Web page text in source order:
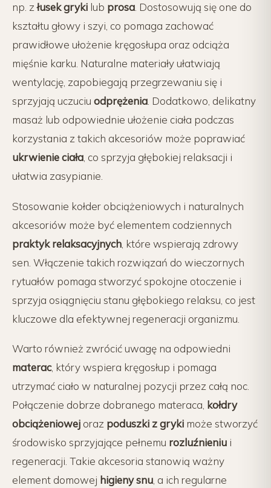
np. złusek gryki lub prosa . Dostosowują się one do
kształtu głowy i szyi, co pomaga zachować
prawidłowe ułożenie kręgosłupa oraz odciąża
mięśnie karku. Naturalne materiały ułatwiają
wentylację, zapobiegają przegrzewaniu się i
sprzyjają uczuciu odprężenia . Dodatkowo, delikatny
masaż lub odpowiednie ułożenie ciała podczas
korzystania z takich akcesoriów może poprawiać
ukrwienie ciała , co sprzyja głębokiej relaksacji i
ułatwia zasypianie.
Stosowanie kołder obciążeniowych i naturalnych
akcesoriów może być elementem codziennych
praktyk relaksacyjnych , które wspierają zdrowy
sen. Włączenie takich rozwiązań do wieczornych
rytuałów pomaga stworzyć spokojne otoczenie i
sprzyja osiągnięciu stanu głębokiego relaksu, co jest
kluczowe dla efektywnej regeneracji organizmu.
Warto również zwrócić uwagę na odpowiedni
materac, który wspiera kręgosłup i pomaga
utrzymać ciało w naturalnej pozycji przez całą noc.
Połączenie dobrze dobranego materaca, kołdry
obciążeniowej oraz poduszki z gryki może stworzyć
środowisko sprzyjające pełnemu rozluźnieniu i
regeneracji. Takie akcesoria stanowią ważny
element domowej higieny snu, a ich regularne